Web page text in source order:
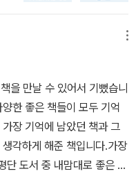
, 부스트라, 비블리오치에카,
스토리아...그들이 하는 말
.ㅋ 고려인 엄마들은 한국
서 의사소통이 되지만,아이
어로 쓰기 때문에 소통이 되
야 아이들과도 자유롭게 의
하나씩 배워보자.그들에게
움이 되고 즐거움을 줄 수
더욱 재미나다.1. 박력분,
으로 비벼가며 고슬고슬하
을 넣고 섞는다.3. 어느정도
넣어 섞는다.4. 반죽은 비
다.5. 휴지한 반죽을 밀대로
번 정도 반복한다.6. 모양틀
나머지는 뭉쳐서 칼로 잘
이팬에 스콘을 굽는데 오븐
메뉴는 오직 김밥, 유부초밥,
락을 또 사고 있다. 일 년
는 밥을 먹고 싶단다. 그리
놓고 부지런히 도시락을
가 입이 짧은 아이인지라 매
닌 외국인지라 김치와 같은
운 나라이다보니 음식이 혹
한정된다.우리 아이가 지금
못 먹는 아이라서 늘 걱정이
을 만날 수 있어서 기뻤습니
한 좋은 책들이 모두 기억
장 기억에 남았던 책과 그
각하게 해준 책입니다.가장
단 도서 중 내맘대로 좋은 책